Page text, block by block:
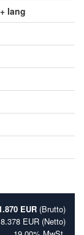
lang
EUR (Brutto)
EUR (Netto)